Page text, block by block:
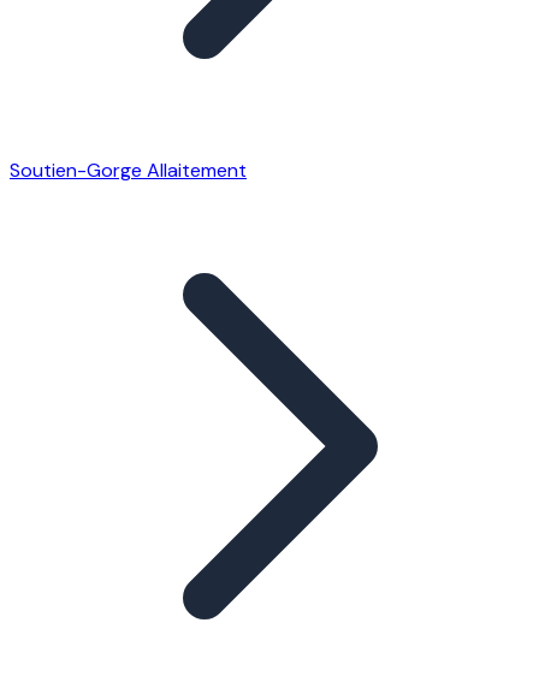
Soutien-Gorge Allaitement